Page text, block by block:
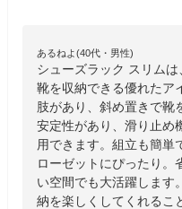
あるねよ(40代・男性)
シューズラック スリム
靴を収納できる優れたア
肢があり、斜め置きで靴
安定性があり、滑り止め
用できます。組立も簡単
ローゼットにぴったり。
い空間でも大活躍します
納を楽しくしてくれるこ